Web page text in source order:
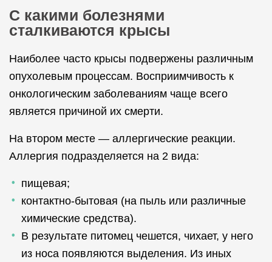
С какими болезнями
сталкиваются крысы
Наиболее часто крысы подвержены различным
опухолевым процессам. Восприимчивость к
онкологическим заболеваниям чаще всего
является причиной их смерти.
На втором месте — аллергические реакции.
Аллергия подразделяется на 2 вида:
пищевая;
контактно-бытовая (на пыль или различные
химические средства).
В результате питомец чешется, чихает, у него
из носа появляются выделения. Из иных